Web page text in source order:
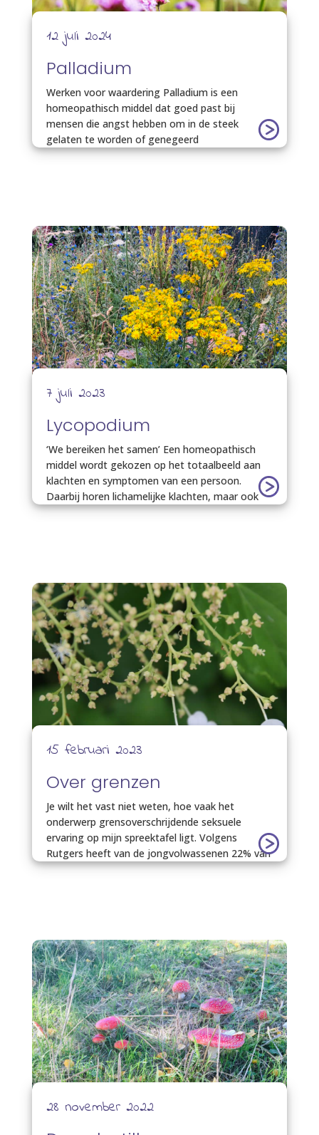
12 juli 2024
Palladium
Werken voor waardering Palladium is een
homeopathisch middel dat goed past bij
mensen die angst hebben om in de steek
gelaten te worden of genegeerd
7 juli 2023
Lycopodium
‘We bereiken het samen’ Een homeopathisch
middel wordt gekozen op het totaalbeeld aan
klachten en symptomen van een persoon.
Daarbij horen lichamelijke klachten, maar ook
15 februari 2023
Over grenzen
Je wilt het vast niet weten, hoe vaak het
onderwerp grensoverschrijdende seksuele
ervaring op mijn spreektafel ligt. Volgens
Rutgers heeft van de jongvolwassenen 22% van
28 november 2022